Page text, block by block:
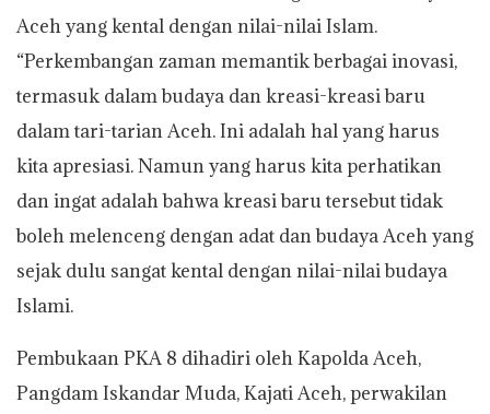
Aceh yang kental dengan nilai-nilai Islam.
“Perkembangan zaman memantik berbagai inovasi,
termasuk dalam budaya dan kreasi-kreasi baru
dalam tari-tarian Aceh. Ini adalah hal yang harus
kita apresiasi. Namun yang harus kita perhatikan
dan ingat adalah bahwa kreasi baru tersebut tidak
boleh melenceng dengan adat dan budaya Aceh yang
sejak dulu sangat kental dengan nilai-nilai budaya
Islami.
Pembukaan PKA 8 dihadiri oleh Kapolda Aceh,
Pangdam Iskandar Muda, Kajati Aceh, perwakilan